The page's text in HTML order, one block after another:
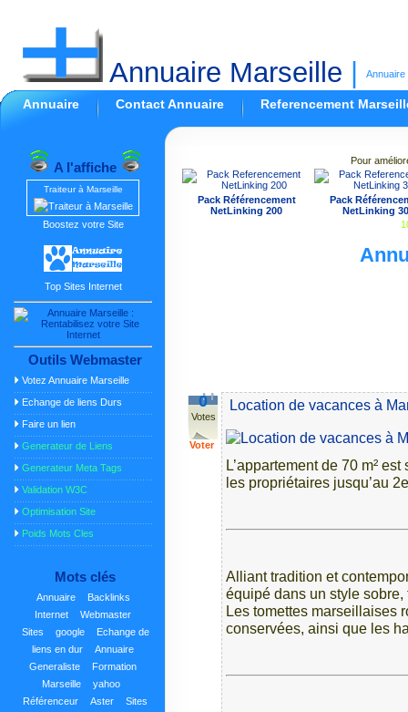
Annuaire Marseille Annuaire
Annuaire Contact Annuaire Referencement
A l'affiche
Traiteur à Marseille
Boostez votre Site
Top Sites Internet
Outils Webmaster
Votez Annuaire Marseille
Echange de liens Durs
Faire un lien
Generateur de Liens
Generateur Meta Tags
Validation W3C
Optimisation Site
Poids Mots Cles
Mots clés
Annuaire
Backlinks
Internet
Webmaster
Sites
google
Echange de
liens en dur
Annuaire
Generaliste
Formation
Marseille
yahoo
Référenceur
Aster
Sites
Pour
Pack Référencement
NetLinking 200
Pack
NetLinking
0
Votes
Voter
Location de vacances à
L’appartement de 70 m²
les propriétaires jusqu’au
Alliant tradition et
équipé dans un style
Les tomettes marseillaises
conservées, ainsi que les